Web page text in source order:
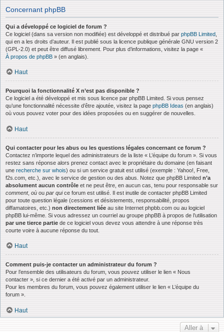
Concernant phpBB
Qui a développé ce logiciel de forum ?
Ce logiciel (dans sa version non modifiée) est développé et distribué par phpBB Limited
qui en a les droits d’auteur. Il est publié sous la licence publique générale GNU version 2
(GPL-2.0) et peut être diffusé librement. Pour plus d’informations, visitez la page «
À propos de phpBB » (en anglais).
Haut
Pourquoi la fonctionnalité X n’est pas disponible ?
Ce logiciel a été développé et mis sous licence par phpBB Limited. Si vous pensez
qu’une fonctionnalité nécessite d’être ajoutée, visitez la page phpBB Ideas (en anglais)
où vous pouvez voter pour des idées proposées ou en suggérer de nouvelles.
Haut
Qui contacter pour les abus ou les questions légales concernant ce forum ?
Contactez n’importe lequel des administrateurs de la liste « L’équipe du forum ». Si vous
restez sans réponse alors prenez contact avec le propriétaire du domaine (en faisant
une recherche sur whois) ou si un service gratuit est utilisé (exemple : Yahoo!, Free,
f2s.com, etc.), avec le service de gestion ou des abus. Notez que phpBB Limited n’a
absolument aucun contrôle et ne peut être, en aucun cas, tenu pour responsable sur
comment, où ou par quice forum est utilisé. Il est inutile de contacter phpBB Limited
pour toute question légale (cessions et désistements, responsabilité, propos
diffamatoires, etc.) non directement liée au site Internet phpbb.com ou au logiciel
phpBB lui-même. Si vous adressez un courriel au groupe phpBB à propos de l’utilisation
par une tierce partie de ce logiciel vous devez vous attendre à une réponse très
courte voire à aucune réponse du tout.
Haut
Comment puis-je contacter un administrateur du forum ?
Pour l’ensemble des utilisateurs du forum, vous pouvez utiliser le lien « Nous
contacter », si ce dernier a été activé par un administrateur.
Pour les membres du forum, vous pouvez également utiliser le lien « L’équipe du
forum ».
Haut
Aller à